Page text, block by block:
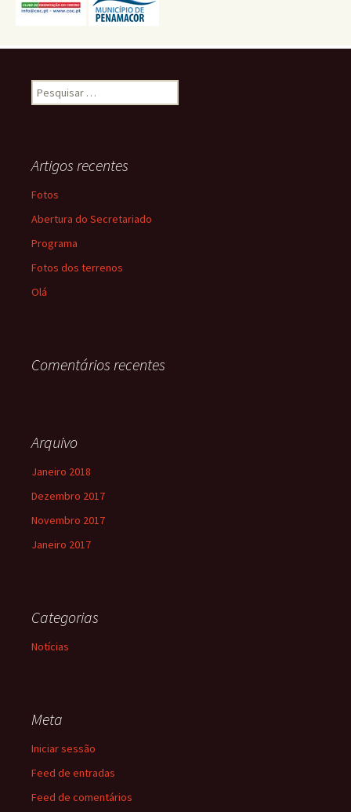
Pesquisar
por:
Artigos recentes
Fotos
Abertura do Secretariado
Programa
Fotos dos terrenos
Olá
Comentários recentes
Arquivo
Janeiro 2018
Dezembro 2017
Novembro 2017
Janeiro 2017
Categorias
Notícias
Meta
Iniciar sessão
Feed de entradas
Feed de comentários